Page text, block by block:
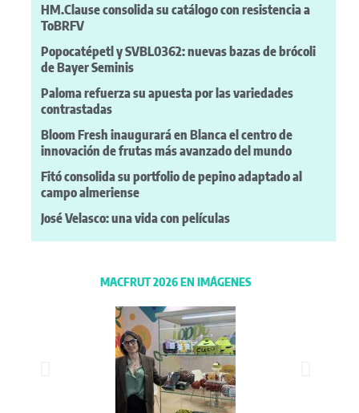
HM.Clause consolida su catálogo con resistencia a
ToBRFV
Popocatépetl y SVBL0362: nuevas bazas de brócoli
de Bayer Seminis
Paloma refuerza su apuesta por las variedades
contrastadas
Bloom Fresh inaugurará en Blanca el centro de
innovación de frutas más avanzado del mundo
Fitó consolida su portfolio de pepino adaptado al
campo almeriense
José Velasco: una vida con películas
MACFRUT 2026 EN IMÁGENES